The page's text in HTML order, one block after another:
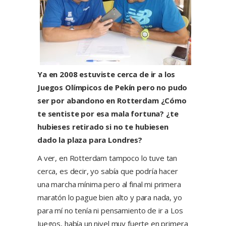
Ya en 2008 estuviste cerca de ir a los
Juegos Olímpicos de Pekín pero no pudo
ser por abandono en Rotterdam ¿Cómo
te sentiste por esa mala fortuna? ¿te
hubieses retirado si no te hubiesen
dado la plaza para Londres?
A ver, en Rotterdam tampoco lo tuve tan
cerca, es decir, yo sabía que podría hacer
una marcha mínima pero al final mi primera
maratón lo pague bien alto y para nada, yo
para mí no tenía ni pensamiento de ir a Los
Juegos, había un nivel muy fuerte en primera